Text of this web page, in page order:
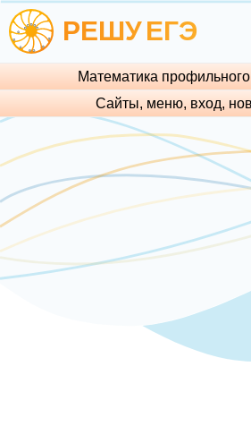
РЕШУЕГЭ
Математика
Сайты, меню, вход,